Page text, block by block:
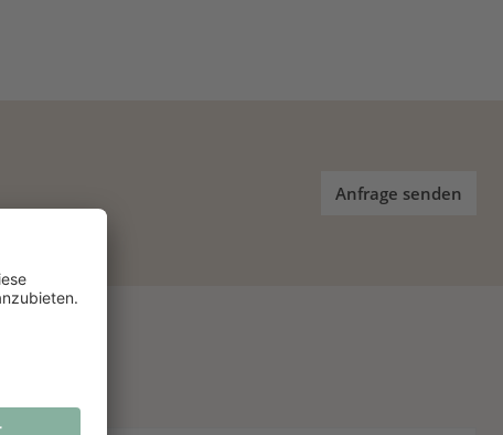
Anfrage senden